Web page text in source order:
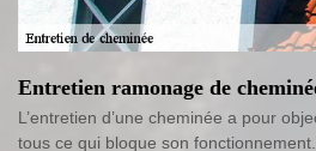
Entretien ramonage de
L’entretien d’une cheminée a pour
tous ce qui bloque son